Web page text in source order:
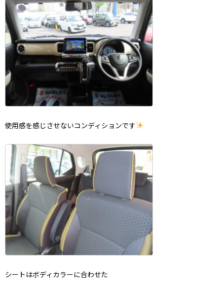
使用感を感じさせないコンディションです
シートはボディカラーに合わせた